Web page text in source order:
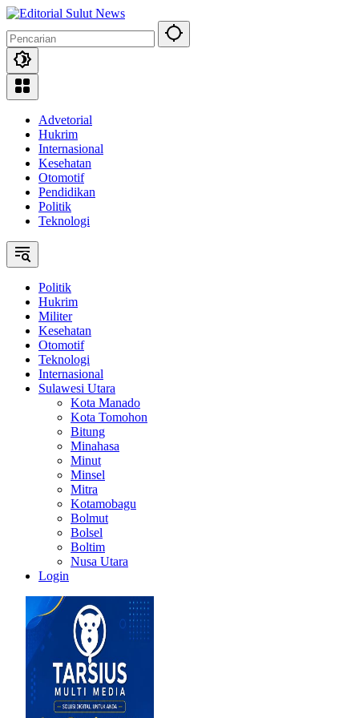
Langsung
konten
Advetorial
Hukrim
Internasional
Kesehatan
Otomotif
Pendidikan
Politik
Teknologi
Politik
Hukrim
Militer
Kesehatan
Otomotif
Teknologi
Internasional
Sulawesi Utara
Kota Manado
Kota Tomohon
Bitung
Minahasa
Minut
Minsel
Mitra
Kotamobagu
Bolmut
Bolsel
Boltim
Nusa Utara
Login